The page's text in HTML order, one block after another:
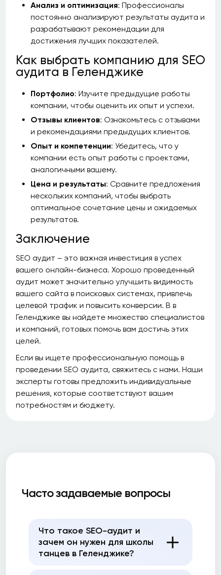
Анализ и оптимизация: Профессионалы
постоянно анализируют результаты аудита и
разрабатывают рекомендации для
достижения лучших показателей.
Как выбрать компанию для SEO
аудита в Геленджике
Портфолио: Изучите предыдущие работы
компании, чтобы оценить их опыт и успехи.
Отзывы клиентов: Ознакомьтесь с отзывами
и рекомендациями предыдущих клиентов.
Опыт и компетенции: Убедитесь, что у
компании есть опыт работы с проектами,
аналогичными вашему.
Цена и результаты: Сравните предложения
нескольких компаний, чтобы выбрать
оптимальное сочетание цены и ожидаемых
результатов.
Заключение
SEO аудит – это важная инвестиция в успех
вашего онлайн-бизнеса. Хорошо проведенный
аудит может значительно улучшить видимость
вашего сайта в поисковых системах, привлечь
целевой трафик и повысить конверсии. В в
Геленджике вы найдете множество специалистов
и компаний, готовых помочь вам достичь этих
целей.
Если вы ищете профессиональную помощь в
проведении SEO аудита, свяжитесь с нами. Наши
эксперты готовы предложить индивидуальные
решения, которые соответствуют вашим
потребностям и бюджету.
Часто задаваемые вопросы
Что такое SEO-аудит и
зачем он нужен для школы
танцев в Геленджике?